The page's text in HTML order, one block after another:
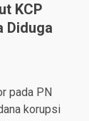
KCP
Diduga
pada PN
korupsi